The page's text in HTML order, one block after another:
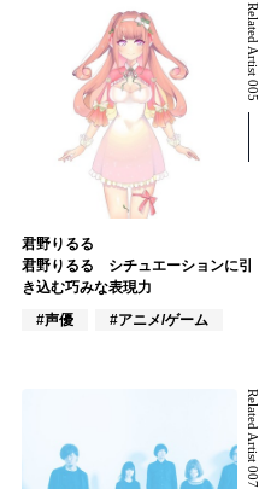
Related Artist 005
君野りるる
君野りるる シチュエーションに引
き込む巧みな表現力
#声優
#アニメ/ゲーム
Related Artist 007